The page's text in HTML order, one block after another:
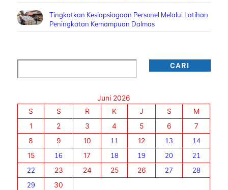
Tingkatkan Kesiapsiagaan Personel Melalui Latihan
Peningkatan Kemampuan Dalmas
CARI
Juni 2026
S
S R K J S
M
1
2 3 4 5 6
7
8
9 10 11 12 13
14
15
16 17 18 19 20
21
22
23 24 25 26 27
28
29
30